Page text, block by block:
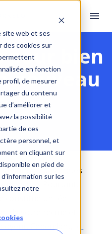
site web et ses
cookies sur
en fonction
de mesurer
du contenu
d’améliorer et
la possibilité
de ces
personnel, et
en cliquant sur
en pied de
sur les
notre
pour bien
nouveau
pas prêtes
recrue. Pourtant,
constitue un réel